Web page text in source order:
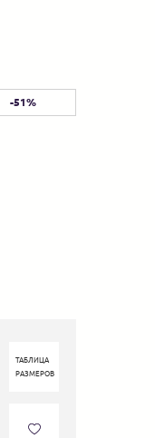
-51%
ТАБЛИЦА
РАЗМЕРОВ